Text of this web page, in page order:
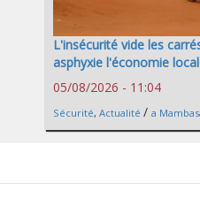
L'insécurité vide les
asphyxie l'économie
05/08/2026 - 11:04
Sécurité, Actualité / a